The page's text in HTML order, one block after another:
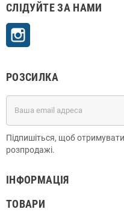
СЛІДУЙТЕ ЗА НАМИ
РОЗСИЛКА
Підпишіться, щоб
розпродажі.
ІНФОРМАЦІЯ
ТОВАРИ